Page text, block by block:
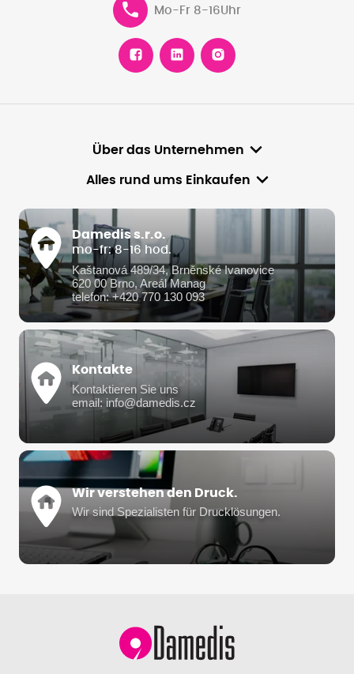
Mo-Fr 8-16Uhr
Über das Unternehmen
Alles rund ums Einkaufen
Damedis s.r.o.
mo-fr: 8-16 hod.
Kaštanová 489/34, Brněnské Ivanovice
620 00 Brno, Areál Manag
telefon: +420 770 130 093
Kontakte
Kontaktieren Sie uns
email: info@damedis.cz
Wir verstehen den Druck.
Wir sind Spezialisten für Drucklösungen.